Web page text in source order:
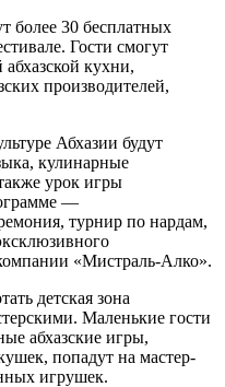
более 30 бесплатных
Гости смогут
кухни,
производителей,
Абхазии будут
кулинарные
урок игры
—
турнир по нардам,
«Мистраль-Алко».
детская зона
Маленькие гости
абхазские игры,
попадут на мастер-
игрушек.